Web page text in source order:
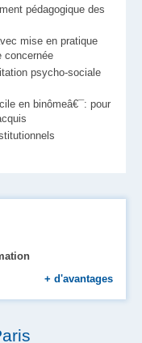
pédagogique des
mise en pratique
concernée
psycho-sociale
en binômeâ€¯: pour
+ d'avantages